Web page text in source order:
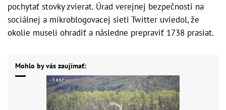
pochytať stovky zvierat. Úrad verejnej bezpečnosti na
sociálnej a mikroblogovacej sieti Twitter uviedol, že
okolie museli ohradiť a následne prepraviť 1738 prasiat.
Mohlo by vás zaujímať: